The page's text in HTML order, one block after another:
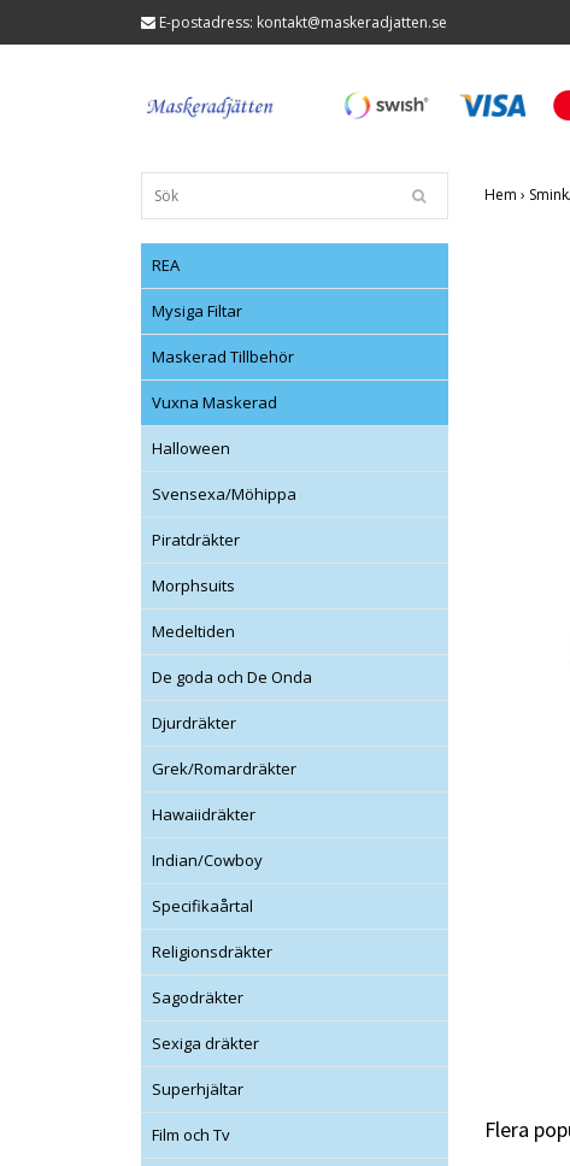
E-postadress: kontakt@maskeradjatten.se
REA
Mysiga Filtar
Maskerad Tillbehör
Vuxna Maskerad
Halloween
Svensexa/Möhippa
Piratdräkter
Morphsuits
Medeltiden
De goda och De Onda
Djurdräkter
Grek/Romardräkter
Hawaiidräkter
Indian/Cowboy
Specifikaårtal
Religionsdräkter
Sagodräkter
Sexiga dräkter
Superhjältar
Film och Tv
Hem ›
Flera